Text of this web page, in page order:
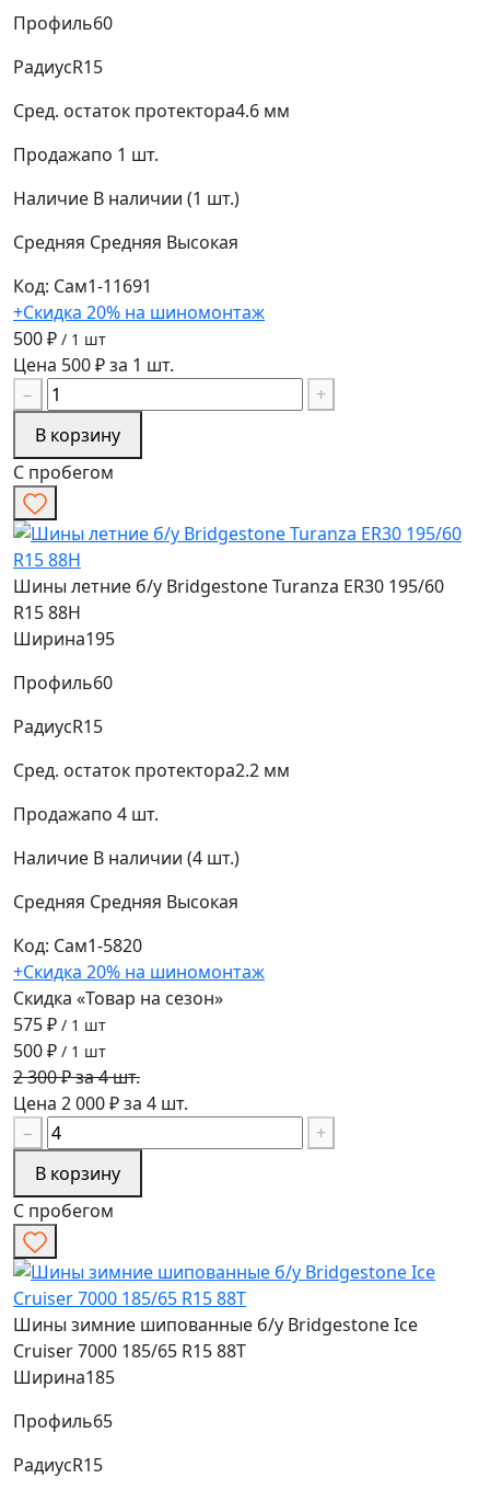
Профиль60
РадиусR15
Сред. остаток протектора4.6 мм
Продажапо 1 шт.
Наличие В наличии (1 шт.)
Средняя Средняя Высокая
Код: Сам1-11691
+Скидка 20% на шиномонтаж
500 ₽ / 1 шт
Цена 500 ₽ за 1 шт.
−
+
В корзину
С пробегом
Шины летние б/у Bridgestone Turanza ER30 195/60
R15 88H
Ширина195
Профиль60
РадиусR15
Сред. остаток протектора2.2 мм
Продажапо 4 шт.
Наличие В наличии (4 шт.)
Средняя Средняя Высокая
Код: Сам1-5820
+Скидка 20% на шиномонтаж
Скидка «Товар на сезон»
575 ₽ / 1 шт
500 ₽ / 1 шт
2 300 ₽ за 4 шт.
Цена 2 000 ₽ за 4 шт.
−
+
В корзину
С пробегом
Шины зимние шипованные б/у Bridgestone Ice
Cruiser 7000 185/65 R15 88T
Ширина185
Профиль65
РадиусR15